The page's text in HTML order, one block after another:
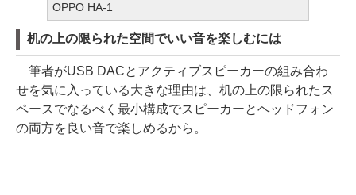
OPPO HA-1
机の上の限られた空間でいい音を楽しむには
筆者がUSB DACとアクティブスピーカーの組み合わ
せを気に入っている大きな理由は、机の上の限られたス
ペースでなるべく最小構成でスピーカーとヘッドフォン
の両方を良い音で楽しめるから。